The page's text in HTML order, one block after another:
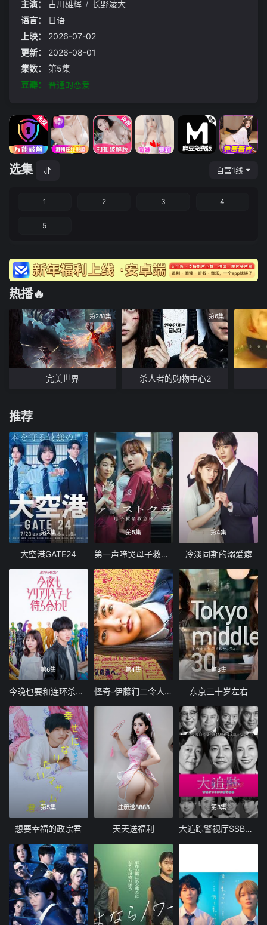
主演：
古川雄辉 / 长野凌大
语言：
日语
上映：
2026-07-02
更新：
2026-08-01
集数：
第5集
豆瓣：
普通的恋爱
选集 自营1线
1 2 3 4
5
热播🔥
第281集
完美世界
第6集
杀人者的购物中心2
推荐
第3集
大空港GATE24
第5集
第一声啼哭母子救命急救班
第4集
冷淡同期的溺爱癖
第6集
今晚也要和连环杀手约会
第4集
怪奇-伊藤润二令人彻夜难眠的奇异故事
第3集
东京三十岁左右
第5集
想要幸福的政宗君
注册送8888
天天送福利
第3集
大追踪警视厅SSBC强行犯系第二季